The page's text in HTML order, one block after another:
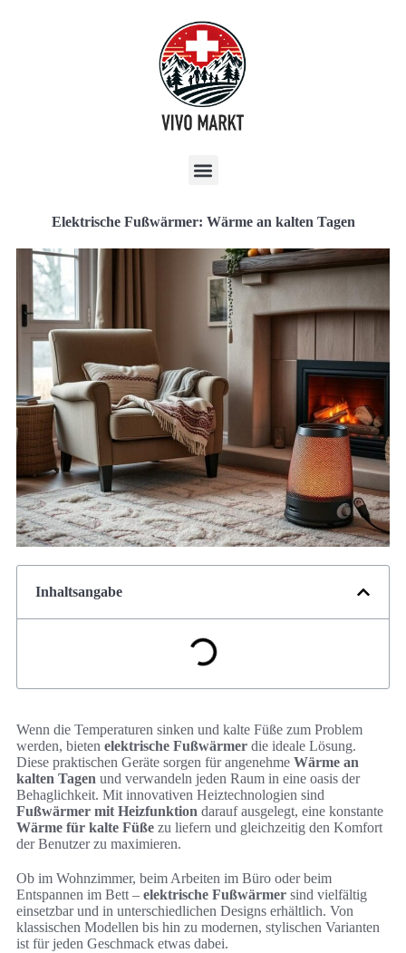
Elektrische Fußwärmer: Wärme an kalten Tagen
Inhaltsangabe
Wenn die Temperaturen sinken und kalte Füße zum Problem
werden, bieten elektrische Fußwärmer die ideale Lösung.
Diese praktischen Geräte sorgen für angenehme Wärme an
kalten Tagen und verwandeln jeden Raum in eine oasis der
Behaglichkeit. Mit innovativen Heiztechnologien sind
Fußwärmer mit Heizfunktion darauf ausgelegt, eine konstante
Wärme für kalte Füße zu liefern und gleichzeitig den Komfort
der Benutzer zu maximieren.
Ob im Wohnzimmer, beim Arbeiten im Büro oder beim
Entspannen im Bett – elektrische Fußwärmer sind vielfältig
einsetzbar und in unterschiedlichen Designs erhältlich. Von
klassischen Modellen bis hin zu modernen, stylischen Varianten
ist für jeden Geschmack etwas dabei.